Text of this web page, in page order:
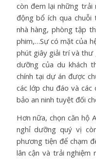
còn đem lại những trải
động bổ ích qua chuỗi
nhà hàng, phòng tập
phim,…Sự có mặt của
phút giây giải trí và thư
dưỡng của du khách
chính tại dự án được
các lớp chu đáo và
bảo an ninh tuyệt đối
Hơn nữa, chọn căn hộ
nghỉ dưỡng quý vị
phương tiện để chạm
lân cận và trải nghiệm